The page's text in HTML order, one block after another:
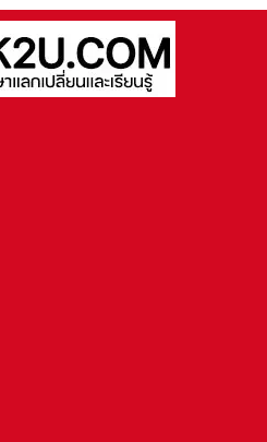
YouTube